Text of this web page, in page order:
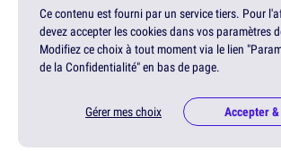
Ce contenu est fourni par un service tiers. Pour
devez accepter les cookies dans vos paramètres
Modifiez ce choix à tout moment via le lien
de la Confidentialité" en bas de page.
Gérer mes choix Accepter